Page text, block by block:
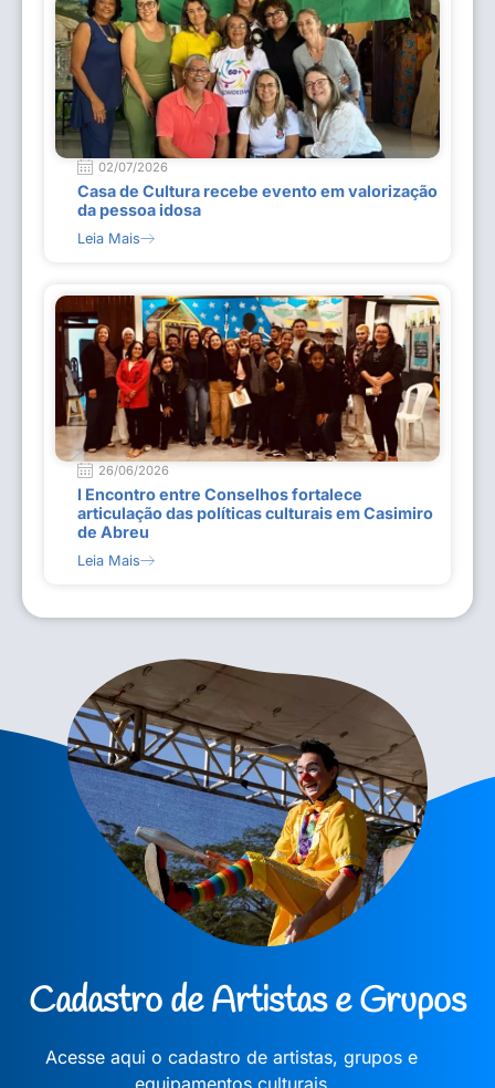
02/07/2026
Casa de Cultura recebe evento em valorização
da pessoa idosa
Leia Mais
26/06/2026
I Encontro entre Conselhos fortalece
articulação das políticas culturais em Casimiro
de Abreu
Leia Mais
Cadastro de Artistas e Grupos
Acesse aqui o cadastro de artistas, grupos e